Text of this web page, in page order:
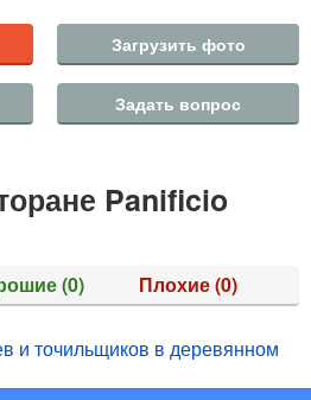
Загрузить фото
Задать вопрос
Panificio
(0) Плохие(0)
и точильщиков в деревянном